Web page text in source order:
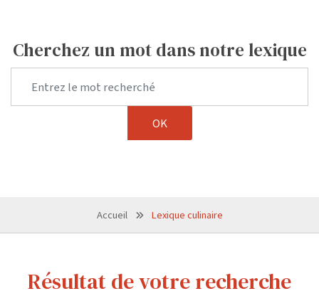
Cherchez un mot dans notre lexique
Accueil Lexique culinaire
Résultat de votre recherche